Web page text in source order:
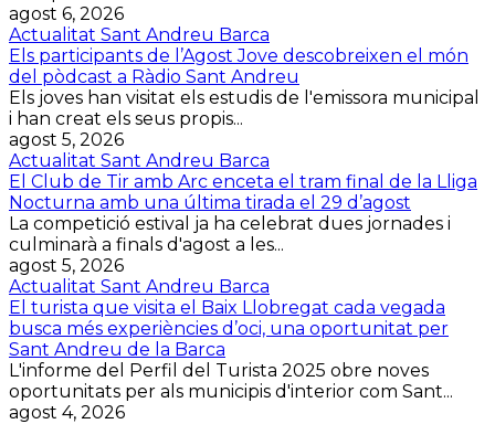
agost 6, 2026
Actualitat Sant Andreu Barca
Els participants de l’Agost Jove descobreixen el món
del pòdcast a Ràdio Sant Andreu
Els joves han visitat els estudis de l'emissora municipal
i han creat els seus propis...
agost 5, 2026
Actualitat Sant Andreu Barca
El Club de Tir amb Arc enceta el tram final de la Lliga
Nocturna amb una última tirada el 29 d’agost
La competició estival ja ha celebrat dues jornades i
culminarà a finals d'agost a les...
agost 5, 2026
Actualitat Sant Andreu Barca
El turista que visita el Baix Llobregat cada vegada
busca més experiències d’oci, una oportunitat per
Sant Andreu de la Barca
L'informe del Perfil del Turista 2025 obre noves
oportunitats per als municipis d'interior com Sant...
agost 4, 2026